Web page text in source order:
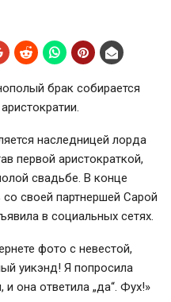
брак собирается
наследницей лорда
первой аристократкой,
свадьбе. В конце
своей партнершей Сарой
в социальных сетях.
фото с невестой,
уикэнд! Я попросила
она ответила „да“. Фух!»